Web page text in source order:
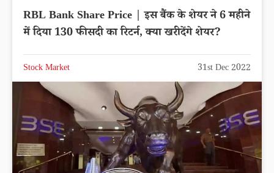
RBL Bank Share Price | इस बैंक के शेयर ने 6 महीने
में दिया 130 फीसदी का रिटर्न, क्या खरीदेंगे शेयर?
Stock Market 31st Dec 2022